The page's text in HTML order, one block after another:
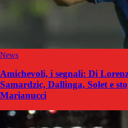
News
Amichevoli, i segnali: Di
Samardzic, Dallinga, Solet e
Marianucci